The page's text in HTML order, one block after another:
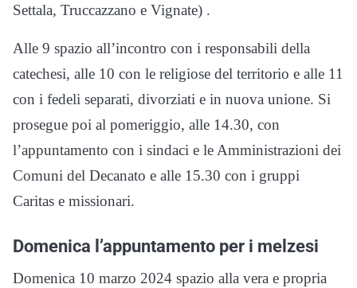
Settala, Truccazzano e Vignate) .
Alle 9 spazio all’incontro con i responsabili della
catechesi, alle 10 con le religiose del territorio e alle 11
con i fedeli separati, divorziati e in nuova unione. Si
prosegue poi al pomeriggio, alle 14.30, con
l’appuntamento con i sindaci e le Amministrazioni dei
Comuni del Decanato e alle 15.30 con i gruppi
Caritas e missionari.
Domenica l’appuntamento per i melzesi
Domenica 10 marzo 2024 spazio alla vera e propria